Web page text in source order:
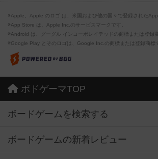
※Apple、Apple のロゴ は、米国および他の国々で登録された
※App Store は、Apple Inc.のサービスマークです。
※Android は、グーグル インコーポレイテッドの商標または登録
※Google Play とそのロゴは、Google Inc.の商標または登録商標
ボドゲーマTOP
ボードゲームを検索する
ボードゲームの新着レビュー